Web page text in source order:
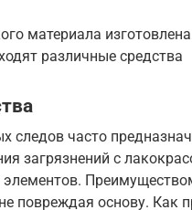
материала
различные средства
следов часто
загрязнений с
повреждая основу. Как